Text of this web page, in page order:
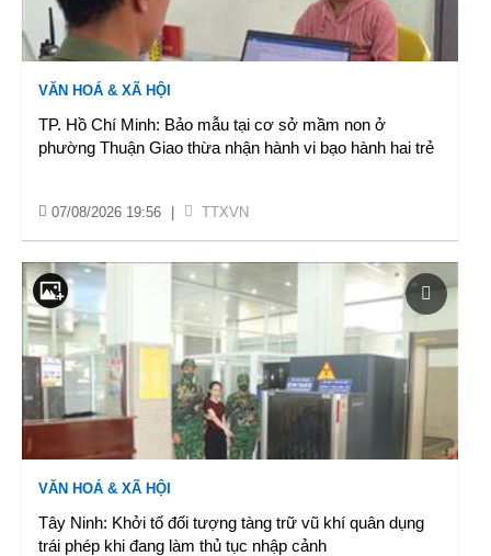
VĂN HOÁ & XÃ HỘI
TP. Hồ Chí Minh: Bảo mẫu tại cơ sở mầm non ở
phường Thuận Giao thừa nhận hành vi bạo hành hai trẻ
07/08/2026 19:56 TTXVN
VĂN HOÁ & XÃ HỘI
Tây Ninh: Khởi tố đối tượng tàng trữ vũ khí quân dụng
trái phép khi đang làm thủ tục nhập cảnh